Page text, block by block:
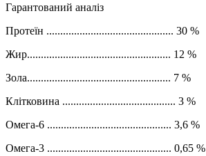
Гарантований аналіз
Протеїн .............................................. 30 %
Жир.................................................... 12 %
Зола.................................................... 7 %
Клітковина ......................................... 3 %
Омега-6 ............................................. 3,6 %
Омега-3 ............................................. 0,65 %